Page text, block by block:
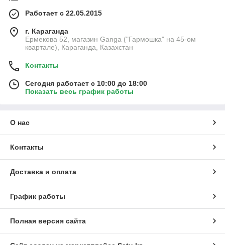
Работает с 22.05.2015
г. Караганда
Ермекова 52, магазин Ganga ("Гармошка" на 45-ом
квартале), Караганда, Казахстан
Контакты
Сегодня работает с 10:00 до 18:00
Показать весь график работы
О нас
Контакты
Доставка и оплата
График работы
Полная версия сайта